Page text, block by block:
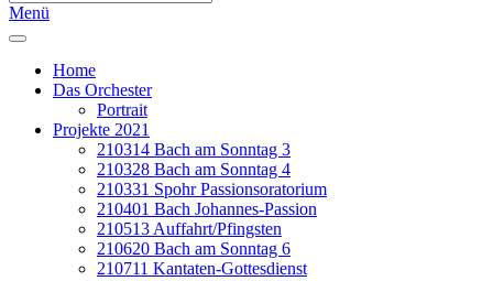
Menü
Home
Das Orchester
Portrait
Projekte 2021
210314 Bach am Sonntag 3
210328 Bach am Sonntag 4
210331 Spohr Passionsoratorium
210401 Bach Johannes-Passion
210513 Auffahrt/Pfingsten
210620 Bach am Sonntag 6
210711 Kantaten-Gottesdienst